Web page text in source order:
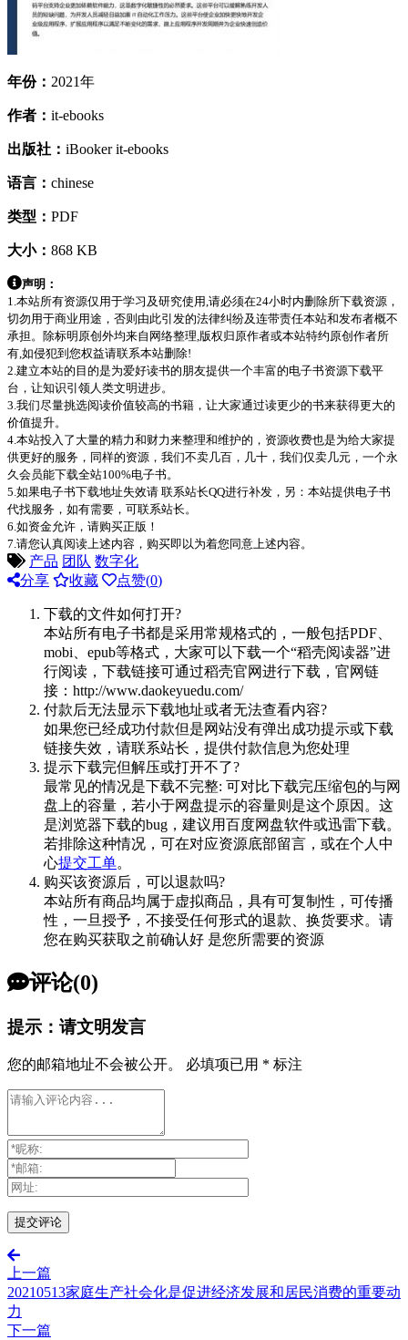
年份： 2021年
作者： it-ebooks
出版社： iBooker it-ebooks
语言： chinese
类型： PDF
大小： 868 KB
声明：
1.本站所有资源仅用于学习及研究使用,请必须在24小时内删除所下载资源，
切勿用于商业用途，否则由此引发的法律纠纷及连带责任本站和发布者概不
承担。除标明原创外均来自网络整理,版权归原作者或本站特约原创作者所
有,如侵犯到您权益请联系本站删除!
2.建立本站的目的是为爱好读书的朋友提供一个丰富的电子书资源下载平
台，让知识引领人类文明进步。
3.我们尽量挑选阅读价值较高的书籍，让大家通过读更少的书来获得更大的
价值提升。
4.本站投入了大量的精力和财力来整理和维护的，资源收费也是为给大家提
供更好的服务，同样的资源，我们不卖几百，几十，我们仅卖几元，一个永
久会员能下载全站100%电子书。
5.如果电子书下载地址失效请 联系站长QQ进行补发，另：本站提供电子书
代找服务，如有需要，可联系站长。
6.如资金允许，请购买正版！
7.请您认真阅读上述内容，购买即以为着您同意上述内容。
产品 团队 数字化
分享
收藏 点赞(0)
下载的文件如何打开?
本站所有电子书都是采用常规格式的，一般包括PDF、
mobi、epub等格式，大家可以下载一个“稻壳阅读器”进
行阅读，下载链接可通过稻壳官网进行下载，官网链
接：http://www.daokeyuedu.com/
付款后无法显示下载地址或者无法查看内容?
如果您已经成功付款但是网站没有弹出成功提示或下载
链接失效，请联系站长，提供付款信息为您处理
提示下载完但解压或打开不了?
最常见的情况是下载不完整: 可对比下载完压缩包的与网
盘上的容量，若小于网盘提示的容量则是这个原因。这
是浏览器下载的bug，建议用百度网盘软件或迅雷下载。
若排除这种情况，可在对应资源底部留言，或在个人中
心提交工单。
购买该资源后，可以退款吗?
本站所有商品均属于虚拟商品，具有可复制性，可传播
性，一旦授予，不接受任何形式的退款、换货要求。请
您在购买获取之前确认好 是您所需要的资源
评论(0)
提示：请文明发言
您的邮箱地址不会被公开。 必填项已用 * 标注
上一篇
20210513家庭生产社会化是促进经济发展和居民消费的重要动
力
下一篇